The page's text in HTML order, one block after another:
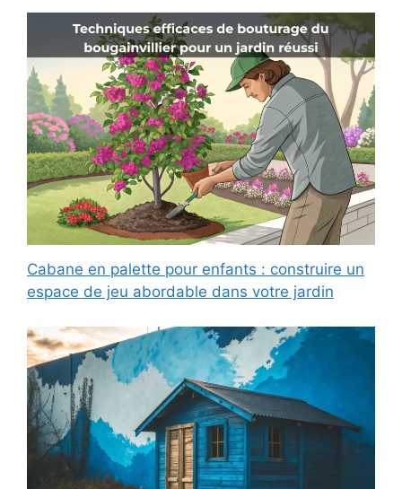
Cabane en palette pour enfants : construire un
espace de jeu abordable dans votre jardin